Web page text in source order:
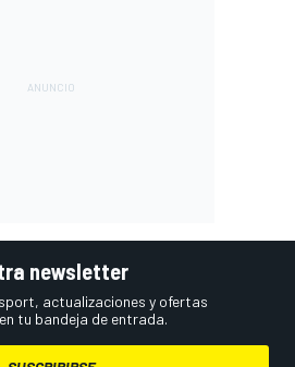
newsletter
actualizaciones y ofertas
tu bandeja de entrada.